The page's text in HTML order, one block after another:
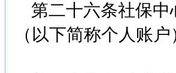
第二十六条社保中
（以下简称个人账